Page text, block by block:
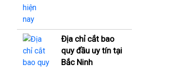
Địa chỉ cắt bao
quy đầu uy tín tại
Bắc Ninh